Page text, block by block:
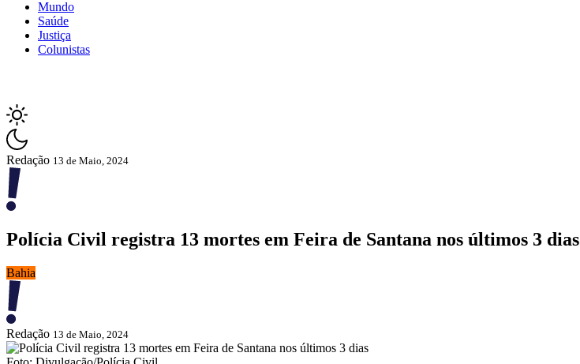
Mundo
Saúde
Justiça
Colunistas
Redação 13 de Maio, 2024
Polícia Civil registra 13 mortes em Feira de Santana nos últimos 3 dias
Bahia
Redação 13 de Maio, 2024